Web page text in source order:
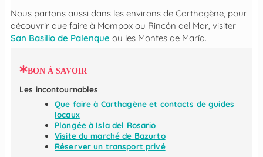
Nous partons aussi dans les environs de Carthagène, pour
découvrir que faire à Mompox ou Rincón del Mar, visiter
San Basilio de Palenque ou les Montes de María.
BON À SAVOIR
Les incontournables
Que faire à Carthagène et contacts de guides
locaux
Plongée à Isla del Rosario
Visite du marché de Bazurto
Réserver un transport privé